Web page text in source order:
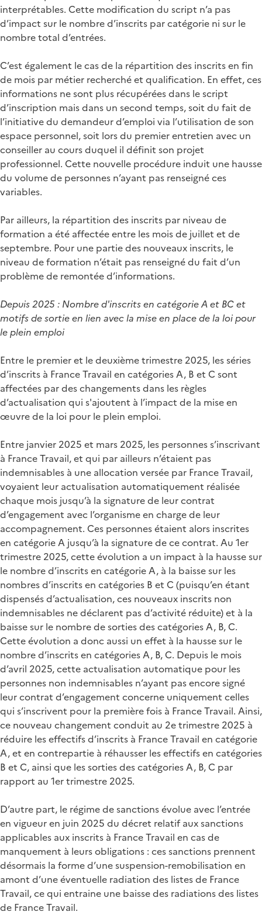
interprétables. Cette modification du script n’a pas
d’impact sur le nombre d’inscrits par catégorie ni sur le
nombre total d’entrées.
C’est également le cas de la répartition des inscrits en fin
de mois par métier recherché et qualification. En effet, ces
informations ne sont plus récupérées dans le script
d’inscription mais dans un second temps, soit du fait de
l’initiative du demandeur d’emploi via l’utilisation de son
espace personnel, soit lors du premier entretien avec un
conseiller au cours duquel il définit son projet
professionnel. Cette nouvelle procédure induit une hausse
du volume de personnes n’ayant pas renseigné ces
variables.
Par ailleurs, la répartition des inscrits par niveau de
formation a été affectée entre les mois de juillet et de
septembre. Pour une partie des nouveaux inscrits, le
niveau de formation n’était pas renseigné du fait d’un
problème de remontée d’informations.
Depuis 2025 : Nombre d'inscrits en catégorie A et BC et
motifs de sortie en lien avec la mise en place de la loi pour
le plein emploi
Entre le premier et le deuxième trimestre 2025, les séries
d’inscrits à France Travail en catégories A, B et C sont
affectées par des changements dans les règles
d’actualisation qui s'ajoutent à l’impact de la mise en
œuvre de la loi pour le plein emploi.
Entre janvier 2025 et mars 2025, les personnes s’inscrivant
à France Travail, et qui par ailleurs n’étaient pas
indemnisables à une allocation versée par France Travail,
voyaient leur actualisation automatiquement réalisée
chaque mois jusqu’à la signature de leur contrat
d’engagement avec l’organisme en charge de leur
accompagnement. Ces personnes étaient alors inscrites
en catégorie A jusqu’à la signature de ce contrat. Au 1er
trimestre 2025, cette évolution a un impact à la hausse sur
le nombre d’inscrits en catégorie A, à la baisse sur les
nombres d’inscrits en catégories B et C (puisqu’en étant
dispensés d’actualisation, ces nouveaux inscrits non
indemnisables ne déclarent pas d’activité réduite) et à la
baisse sur le nombre de sorties des catégories A, B, C.
Cette évolution a donc aussi un effet à la hausse sur le
nombre d’inscrits en catégories A, B, C. Depuis le mois
d’avril 2025, cette actualisation automatique pour les
personnes non indemnisables n’ayant pas encore signé
leur contrat d’engagement concerne uniquement celles
qui s’inscrivent pour la première fois à France Travail. Ainsi,
ce nouveau changement conduit au 2e trimestre 2025 à
réduire les effectifs d’inscrits à France Travail en catégorie
A, et en contrepartie à réhausser les effectifs en catégories
B et C, ainsi que les sorties des catégories A, B, C par
rapport au 1er trimestre 2025.
D’autre part, le régime de sanctions évolue avec l’entrée
en vigueur en juin 2025 du décret relatif aux sanctions
applicables aux inscrits à France Travail en cas de
manquement à leurs obligations : ces sanctions prennent
désormais la forme d’une suspension-remobilisation en
amont d’une éventuelle radiation des listes de France
Travail, ce qui entraine une baisse des radiations des listes
de France Travail.